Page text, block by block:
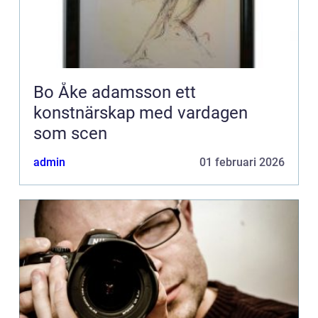
Bo Åke adamsson ett
konstnärskap med vardagen
som scen
admin 01 februari 2026